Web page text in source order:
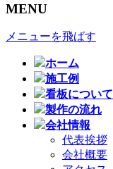
MENU
メニューを飛ばす
ホーム
施工例
看板について
製作の流れ
会社情報
代表挨拶
会社概要